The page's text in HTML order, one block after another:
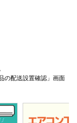
の配送設置確認」画面